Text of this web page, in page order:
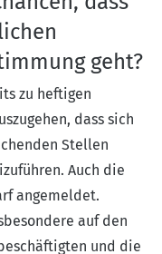
geht?
zu heftigen
dass sich
Stellen
Auch die
angemeldet.
auf den
und die